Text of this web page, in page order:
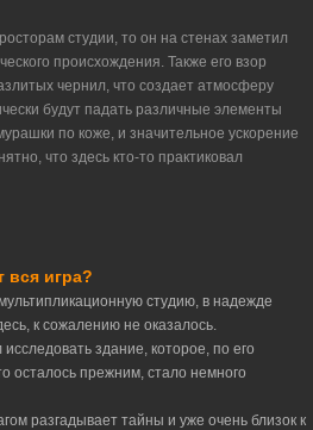
студии, то он на стенах заметил
происхождения. Также его взор
чернил, что создает атмосферу
будут падать различные элементы
по коже, и значительное ускорение
что здесь кто-то практиковал
вся игра?
студию, в надежде
к сожалению не оказалось.
здание, которое, по его
осталось прежним, стало немного
разгадывает тайны и уже очень близок к